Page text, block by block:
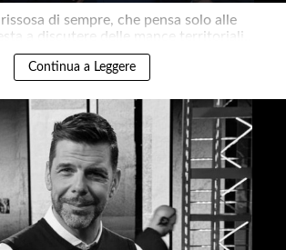
di sempre, che pensa solo alle
a discutere delle mance territoriali..
Continua a Leggere